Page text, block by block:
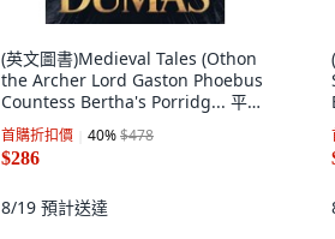
(英文圖書)Medieval Tales (Othon
the Archer Lord Gaston Phoebus
Countess Bertha's Porridg... 平裝
版, Independently Published,
English
首購折扣價 40%$478
$286
8/19 預計送達